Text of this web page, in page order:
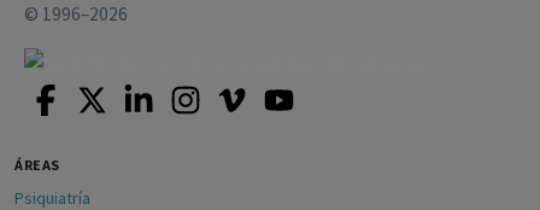
© 1996–2026
ÁREAS
Psiquiatría